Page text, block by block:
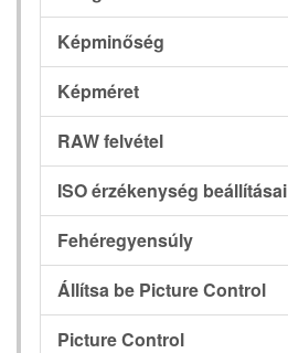
Képminőség
Képméret
RAW felvétel
ISO érzékenység beállításai
Fehéregyensúly
Állítsa be Picture Control
Picture Control